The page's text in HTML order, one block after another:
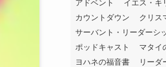
アドベント
イエス・キ
カウントダウン
クリス
サーバント・リーダーシ
ポッドキャスト
マタイ
ヨハネの福音書
リーダ